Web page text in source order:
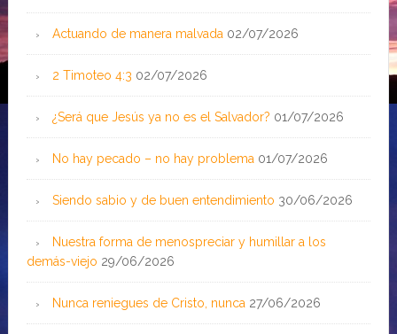
Actuando de manera malvada 02/07/2026
2 Timoteo 4:3 02/07/2026
¿Será que Jesús ya no es el Salvador? 01/07/2026
No hay pecado – no hay problema 01/07/2026
Siendo sabio y de buen entendimiento 30/06/2026
Nuestra forma de menospreciar y humillar a los
demás-viejo 29/06/2026
Nunca reniegues de Cristo, nunca 27/06/2026